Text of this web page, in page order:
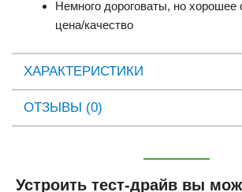
Немного дороговаты, но хорошее
цена/качество
ХАРАКТЕРИСТИКИ
ОТЗЫВЫ (0)
Устроить тест-драйв вы